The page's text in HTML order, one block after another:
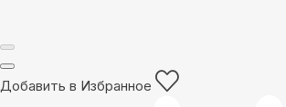
Добавить в Избранное